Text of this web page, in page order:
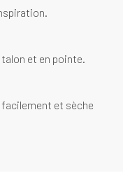
et en pointe.
facilement et sèche